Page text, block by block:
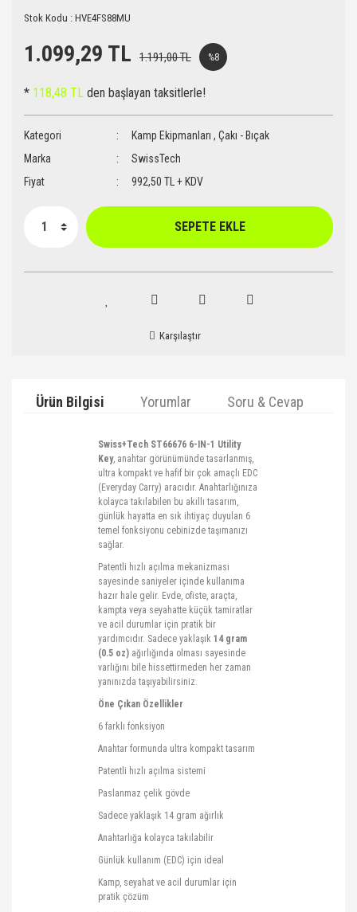
Stok Kodu : HVE4FS88MU
1.099,29 TL 1.191,00 TL %8
* 118,48 TL den başlayan taksitlerle!
Kategori Kamp Ekipmanları ,Çakı - Bıçak
Marka
SwissTech
Fiyat
992,50 TL + KDV
SEPETE EKLE
Karşılaştır
Ürün Bilgisi Yorumlar Soru & Cevap
Swiss+Tech ST66676 6-IN-1 Utility
Key, anahtar görünümünde tasarlanmış,
ultra kompakt ve hafif bir çok amaçlı EDC
( Everyday Carry) aracıdır. Anahtarlığınıza
kolayca takılabilen bu akıllı tasarım,
günlük hayatta en sık ihtiyaç duyulan 6
temel fonksiyonu cebinizde taşımanızı
sağlar.
Patentli hızlı açılma mekanizması
sayesinde saniyeler içinde kullanıma
hazır hale gelir. Evde, ofiste, araçta,
kampta veya seyahatte küçük tamiratlar
ve acil durumlar için pratik bir
yardımcıdır. Sadece yaklaşık14 gram
(0.5 oz) ağırlığında olması sayesinde
varlığını bile hissettirmeden her zaman
yanınızda taşıyabilirsiniz.
Öne Çıkan Özellikler
6 farklı fonksiyon
Anahtar formunda ultra kompakt tasarım
Patentli hızlı açılma sistemi
Paslanmaz çelik gövde
Sadece yaklaşık 14 gram ağırlık
Anahtarlığa kolayca takılabilir
Günlük kullanım (EDC) için ideal
Kamp, seyahat ve acil durumlar için
pratik çözüm